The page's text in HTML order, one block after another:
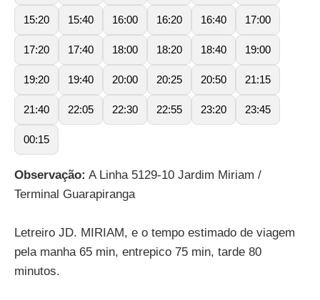
15:20 15:40 16:00 16:20 16:40 17:00
17:20 17:40 18:00 18:20 18:40 19:00
19:20 19:40 20:00 20:25 20:50 21:15
21:40 22:05 22:30 22:55 23:20 23:45
00:15
Observação: A Linha 5129-10 Jardim Miriam /
Terminal Guarapiranga
Letreiro JD. MIRIAM, e o tempo estimado de viagem
pela manha 65 min, entrepico 75 min, tarde 80
minutos.